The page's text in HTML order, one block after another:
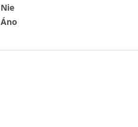
Nie
Áno